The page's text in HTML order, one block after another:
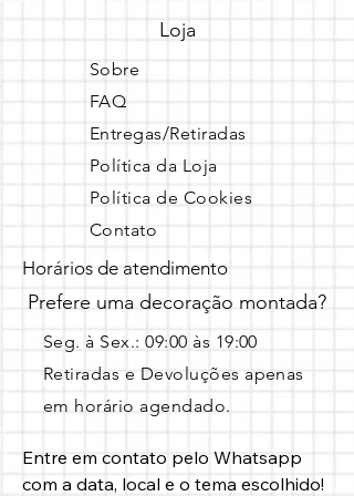
Loja
Sobre
FAQ
Entregas/Retiradas
Política da Loja
Política de Cookies
Contato
Horários de atendimento
Prefere uma decoração montada?
Seg. à Sex.: 09:00 às 19:00 ​
Retiradas e Devoluções apenas
em horário agendado.
Entre em contato pelo Whatsapp
com a data, local e o tema escolhido!